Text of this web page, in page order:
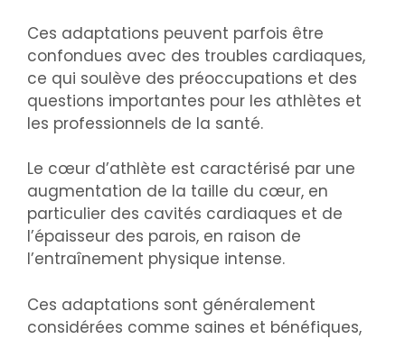
Ces adaptations peuvent parfois être
confondues avec des troubles cardiaques,
ce qui soulève des préoccupations et des
questions importantes pour les athlètes et
les professionnels de la santé.
Le cœur d’athlète est caractérisé par une
augmentation de la taille du cœur, en
particulier des cavités cardiaques et de
l’épaisseur des parois, en raison de
l’entraînement physique intense.
Ces adaptations sont généralement
considérées comme saines et bénéfiques,